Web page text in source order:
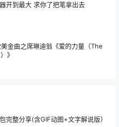
开到最大 求你了把笔拿出去
金曲之席琳迪翁《爱的力量（The
》
完整分享(含GIF动图+文字解说版）